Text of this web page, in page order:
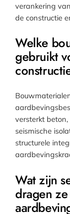
verankering
de constructie
Welke
gebruikt
versterkt
seismische
structurele
Wat zijn
dragen